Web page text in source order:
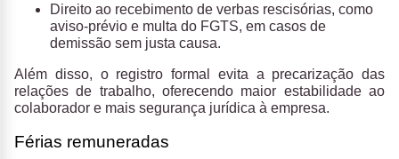
Direito ao recebimento de verbas rescisórias, como
aviso-prévio e multa do FGTS, em casos de
demissão sem justa causa.
Além disso, o registro formal evita a precarização das
relações de trabalho, oferecendo maior estabilidade ao
colaborador e mais segurança jurídica à empresa.
Férias remuneradas